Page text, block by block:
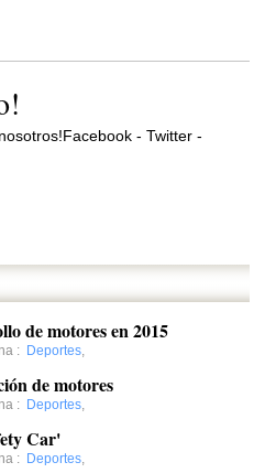
- Twitter -
de motores en 2015
: Deportes,
de motores
: Deportes,
Car'
: Deportes,